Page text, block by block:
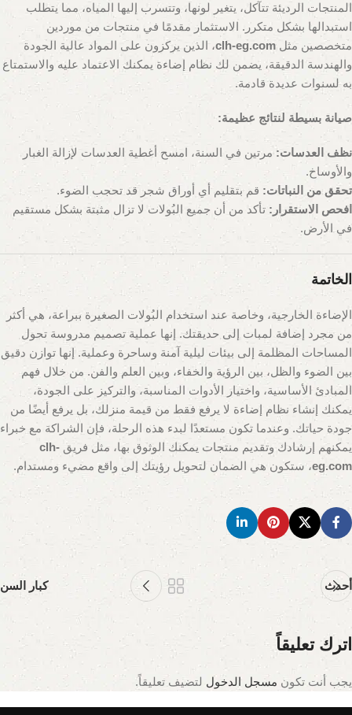
المنتجات الرديئة تتآكل، يتغير لونها، وتتسرب إليها المياه، مما يتطلب
استبدالها بشكل متكرر. الاستثمار مقدمًا في منتجات من موردين
متخصصين مثلclh-eg.com، الذين يركزون على المواد عالية الجودة
والهندسة الدقيقة، يضمن لك نظام إضاءة يمكنك الاعتماد عليه والاستمتاع
به لسنوات عديدة قادمة.
صيانة بسيطة لنتائج عظيمة:
نظف العدسات: مرتين في السنة، امسح أغطية العدسات لإزالة الغبار
والأوساخ.
تحقق من النباتات: قم بتقليم أي أوراق شجر قد تحجب الضوء.
افحص الاستقرار: تأكد من أن جميع البُولات لا تزال مثبتة بشكل مستقيم
في الأرض.
الخاتمة
الإضاءة الخارجية، وخاصة عند استخدام البُولات الصغيرة ببراعة، هي أكثر
من مجرد إضافة لمبات إلى حديقتك. إنها عملية تصميم مدروسة تحول
المساحات المظلمة إلى بيئات ليلية آمنة وساحرة وعملية. إنها توازن دقيق
بين الضوء والظل، بين الرؤية والخفاء، وبين العلم والفن. من خلال فهم
المبادئ الأساسية، واختيار الأدوات المناسبة، والتركيز على الجودة،
يمكنك إنشاء نظام إضاءة لا يرفع فقط من قيمة منزلك، بل يرفع أيضًا من
جودة حياتك. وعندما تكون مستعدًا لبدء هذه الرحلة، فإن الشراكة مع خبراء
يمكنهم إرشادك وتقديم منتجات يمكنك الوثوق بها، مثل فريق clh-
eg.com، ستكون هي الضمان لتحويل رؤيتك إلى واقع مضيء ومستدام.
أحدث كبار السن
اترك تعليقاً
يجب أنت تكون مسجل الدخول لتضيف تعليقاً.